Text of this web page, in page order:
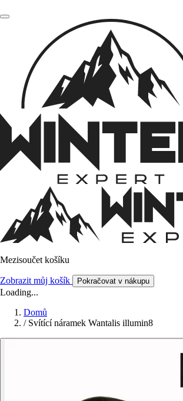
Mezisoučet košíku
Zobrazit můj košík Pokračovat v nákupu
Loading...
Domů
/ Svítící náramek Wantalis illumin8